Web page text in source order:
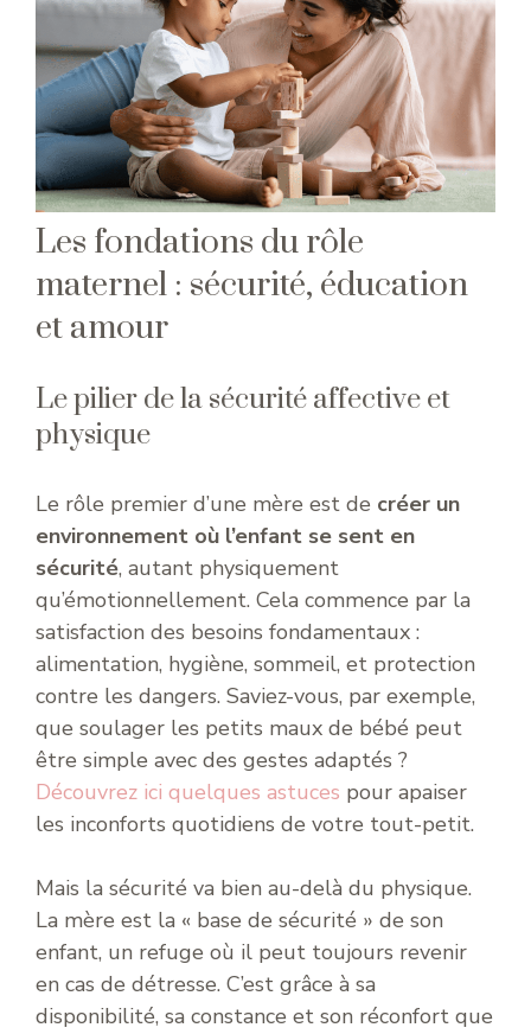
Les fondations du rôle
maternel : sécurité, éducation
et amour
Le pilier de la sécurité affective et
physique
Le rôle premier d’une mère est de créer un
environnement où l’enfant se sent en
sécurité, autant physiquement
qu’émotionnellement. Cela commence par la
satisfaction des besoins fondamentaux :
alimentation, hygiène, sommeil, et protection
contre les dangers. Saviez-vous, par exemple,
que soulager les petits maux de bébé peut
être simple avec des gestes adaptés ?
Découvrez ici quelques astuces pour apaiser
les inconforts quotidiens de votre tout-petit.
Mais la sécurité va bien au-delà du physique.
La mère est la « base de sécurité » de son
enfant, un refuge où il peut toujours revenir
en cas de détresse. C’est grâce à sa
disponibilité, sa constance et son réconfort que